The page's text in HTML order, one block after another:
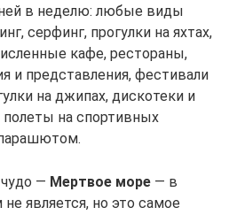
в неделю: любые виды
серфинг, прогулки на яхтах,
кафе, рестораны,
и представления, фестивали
на джипах, дискотеки и
на спортивных
— Мертвое море — в
является, но это самое